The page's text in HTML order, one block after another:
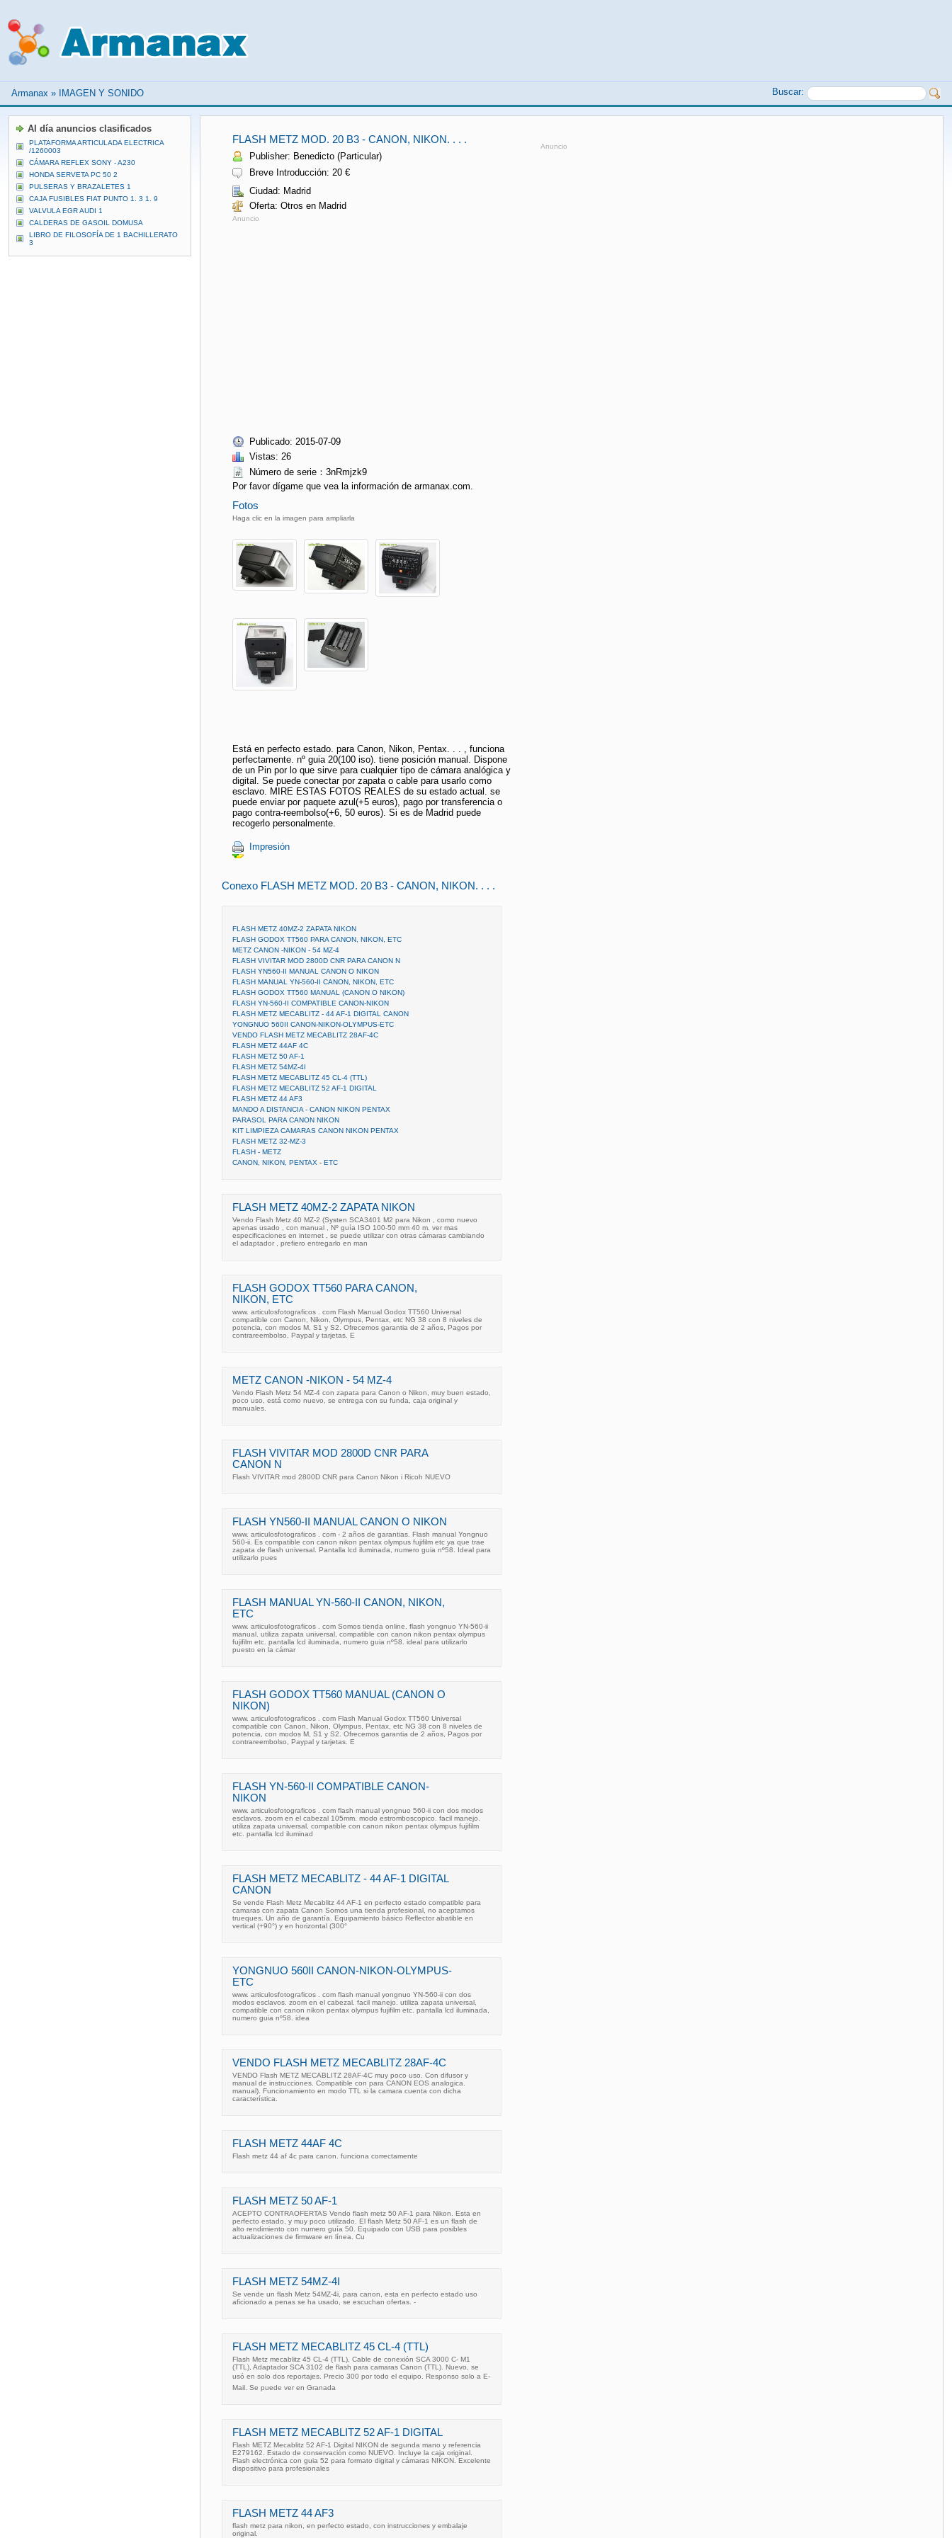
Armanax » IMAGEN Y SONIDO Buscar:
FLASH METZ MOD. 20 B3 - CANON, NIKON. . . .
Publisher: Benedicto (Particular)
Breve Introducción: 20 €
Ciudad: Madrid
Oferta: Otros en Madrid
Anuncio
Publicado: 2015-07-09
Vistas: 26
Número de serie：3nRmjzk9
Por favor dígame que vea la información de armanax.com.
Fotos
Haga clic en la imagen para ampliarla
Está en perfecto estado. para Canon, Nikon, Pentax. . . , funciona
perfectamente. nº guia 20(100 iso). tiene posición manual. Dispone
de un Pin por lo que sirve para cualquier tipo de cámara analógica y
digital. Se puede conectar por zapata o cable para usarlo como
esclavo. MIRE ESTAS FOTOS REALES de su estado actual. se
puede enviar por paquete azul(+5 euros), pago por transferencia o
pago contra-reembolso(+6, 50 euros). Si es de Madrid puede
recogerlo personalmente.
Impresión
Anuncio
Conexo FLASH METZ MOD. 20 B3 - CANON, NIKON. . . .
FLASH METZ 40MZ-2 ZAPATA NIKON
FLASH GODOX TT560 PARA CANON, NIKON, ETC
METZ CANON -NIKON - 54 MZ-4
FLASH VIVITAR MOD 2800D CNR PARA CANON N
FLASH YN560-II MANUAL CANON O NIKON
FLASH MANUAL YN-560-II CANON, NIKON, ETC
FLASH GODOX TT560 MANUAL (CANON O NIKON)
FLASH YN-560-II COMPATIBLE CANON-NIKON
FLASH METZ MECABLITZ - 44 AF-1 DIGITAL CANON
YONGNUO 560II CANON-NIKON-OLYMPUS-ETC
VENDO FLASH METZ MECABLITZ 28AF-4C
FLASH METZ 44AF 4C
FLASH METZ 50 AF-1
FLASH METZ 54MZ-4I
FLASH METZ MECABLITZ 45 CL-4 (TTL)
FLASH METZ MECABLITZ 52 AF-1 DIGITAL
FLASH METZ 44 AF3
MANDO A DISTANCIA - CANON NIKON PENTAX
PARASOL PARA CANON NIKON
KIT LIMPIEZA CAMARAS CANON NIKON PENTAX
FLASH METZ 32-MZ-3
FLASH - METZ
CANON, NIKON, PENTAX - ETC
FLASH METZ 40MZ-2 ZAPATA NIKON
Vendo Flash Metz 40 MZ-2 (Systen SCA3401 M2 para Nikon , como nuevo
apenas usado , con manual , Nº guía ISO 100-50 mm 40 m. ver mas
especificaciones en internet , se puede utilizar con otras cámaras cambiando
el adaptador , prefiero entregarlo en man
FLASH GODOX TT560 PARA CANON,
NIKON, ETC
www. articulosfotograficos . com Flash Manual Godox TT560 Universal
compatible con Canon, Nikon, Olympus, Pentax, etc NG 38 con 8 niveles de
potencia, con modos M, S1 y S2. Ofrecemos garantia de 2 años, Pagos por
contrareembolso, Paypal y tarjetas. E
METZ CANON -NIKON - 54 MZ-4
Vendo Flash Metz 54 MZ-4 con zapata para Canon o Nikon, muy buen estado,
poco uso, está como nuevo, se entrega con su funda, caja original y
manuales.
FLASH VIVITAR MOD 2800D CNR PARA
CANON N
Flash VIVITAR mod 2800D CNR para Canon Nikon i Ricoh NUEVO
FLASH YN560-II MANUAL CANON O NIKON
www. articulosfotograficos . com - 2 años de garantias. Flash manual Yongnuo
560-ii. Es compatible con canon nikon pentax olympus fujifilm etc ya que trae
zapata de flash universal. Pantalla lcd iluminada, numero guia nº58. Ideal para
utilizarlo pues
FLASH MANUAL YN-560-II CANON, NIKON,
ETC
www. articulosfotograficos . com Somos tienda online. flash yongnuo YN-560-ii
manual. utiliza zapata universal, compatible con canon nikon pentax olympus
fujifilm etc. pantalla lcd iluminada, numero guia nº58. ideal para utilizarlo
puesto en la cámar
FLASH GODOX TT560 MANUAL (CANON O
NIKON)
www. articulosfotograficos . com Flash Manual Godox TT560 Universal
compatible con Canon, Nikon, Olympus, Pentax, etc NG 38 con 8 niveles de
potencia, con modos M, S1 y S2. Ofrecemos garantia de 2 años, Pagos por
contrareembolso, Paypal y tarjetas. E
FLASH YN-560-II COMPATIBLE CANON-
NIKON
www. articulosfotograficos . com flash manual yongnuo 560-ii con dos modos
esclavos. zoom en el cabezal 105mm. modo estromboscopico. facil manejo.
utiliza zapata universal, compatible con canon nikon pentax olympus fujifilm
etc. pantalla lcd iluminad
FLASH METZ MECABLITZ - 44 AF-1 DIGITAL
CANON
Se vende Flash Metz Mecablitz 44 AF-1 en perfecto estado compatible para
camaras con zapata Canon Somos una tienda profesional, no aceptamos
trueques. Un año de garantía. Equipamiento básico Reflector abatible en
vertical (+90°) y en horizontal (300°
YONGNUO 560II CANON-NIKON-OLYMPUS-
ETC
www. articulosfotograficos . com flash manual yongnuo YN-560-ii con dos
modos esclavos. zoom en el cabezal. facil manejo. utiliza zapata universal,
compatible con canon nikon pentax olympus fujifilm etc. pantalla lcd iluminada,
numero guia nº58. idea
VENDO FLASH METZ MECABLITZ 28AF-4C
VENDO Flash METZ MECABLITZ 28AF-4C muy poco uso. Con difusor y
manual de instrucciones. Compatible con para CANON EOS analogica.
manual). Funcionamiento en modo TTL si la camara cuenta con dicha
característica.
FLASH METZ 44AF 4C
Flash metz 44 af 4c para canon. funciona correctamente
FLASH METZ 50 AF-1
ACEPTO CONTRAOFERTAS Vendo flash metz 50 AF-1 para Nikon. Esta en
perfecto estado, y muy poco utilizado. El flash Metz 50 AF-1 es un flash de
alto rendimiento con numero guía 50. Equipado con USB para posibles
actualizaciones de firmware en línea. Cu
FLASH METZ 54MZ-4I
Se vende un flash Metz 54MZ-4i, para canon, esta en perfecto estado uso
aficionado a penas se ha usado, se escuchan ofertas. -
FLASH METZ MECABLITZ 45 CL-4 (TTL)
Flash Metz mecablitz 45 CL-4 (TTL), Cable de conexión SCA 3000 C- M1
(TTL), Adaptador SCA 3102 de flash para camaras Canon (TTL). Nuevo, se
usó en solo dos reportajes. Precio 300 por todo el equipo. Responso solo a E-
Mail. Se puede ver en Granada
FLASH METZ MECABLITZ 52 AF-1 DIGITAL
Flash METZ Mecablitz 52 AF-1 Digital NIKON de segunda mano y referencia
E279162. Estado de conservación como NUEVO. Incluye la caja original.
Flash electrónica con guia 52 para formato digital y cámaras NIKON. Excelente
dispositivo para profesionales
FLASH METZ 44 AF3
flash metz para nikon, en perfecto estado, con instrucciones y embalaje
original.
Al día anuncios clasificados
PLATAFORMA ARTICULADA ELECTRICA
/1260003
CÁMARA REFLEX SONY - A230
HONDA SERVETA PC 50 2
PULSERAS Y BRAZALETES 1
CAJA FUSIBLES FIAT PUNTO 1. 3 1. 9
VALVULA EGR AUDI 1
CALDERAS DE GASOIL DOMUSA
LIBRO DE FILOSOFÍA DE 1 BACHILLERATO
3